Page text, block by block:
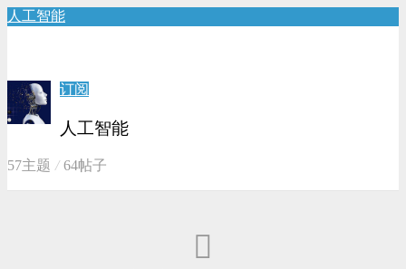
人工智能
订阅
人工智能
57主题 64帖子